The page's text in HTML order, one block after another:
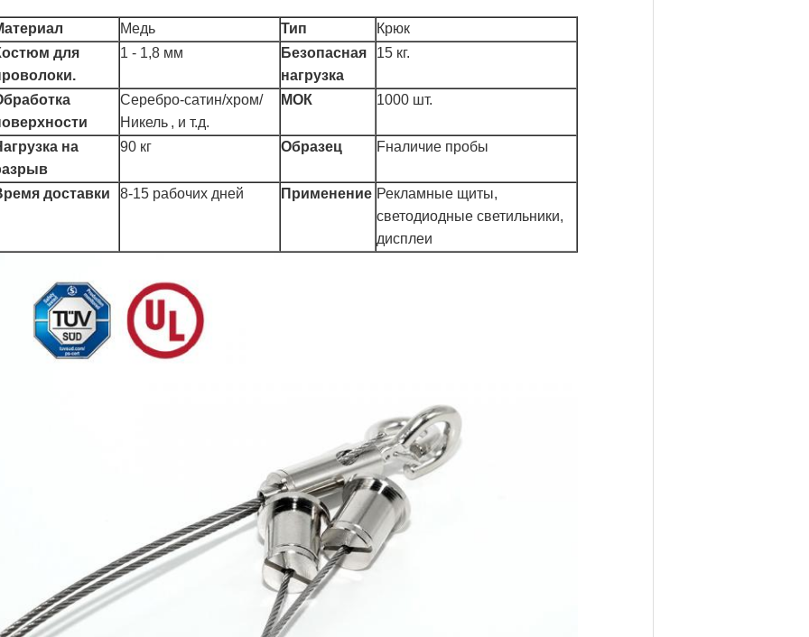
Медь Тип
Крюк
для
1 - 1,8 мм
Безопасная
нагрузка
15 кг.
Серебро-сатин/хром/
Никель , и т.д.
МОК 1000 шт.
на
90 кг Образец Fналичие пробы
доставки 8-15 рабочих дней Применение Рекламные щиты,
светодиодные светильники,
дисплеи